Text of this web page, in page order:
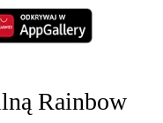
Rainbow